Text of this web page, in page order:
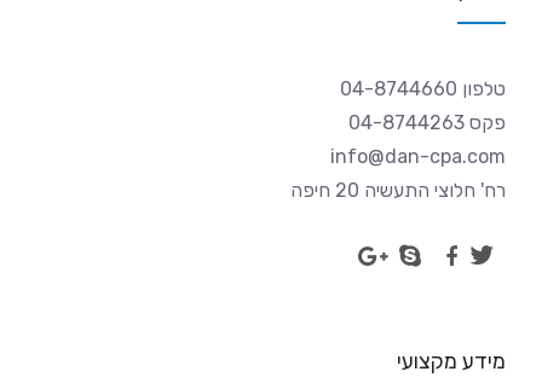
ט
טלפון 04-8744660
פקס 04-8744263
info@dan-cpa.com
רח' חלוצי התעשיה 20 חיפה
מידע מקצועי